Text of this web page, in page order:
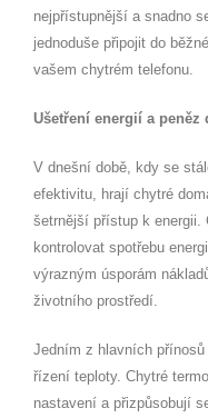
nejpřístupnější a snadno
jednoduše připojit do
vašem chytrém telefonu.
Ušetření energií a
V dnešní době, kdy se
efektivitu, hrají chytré
šetrnější přístup k energii.
kontrolovat spotřebu
výrazným úsporám
životního prostředí.
Jedním z hlavních
řízení teploty. Chytré
nastavení a přizpůsobují